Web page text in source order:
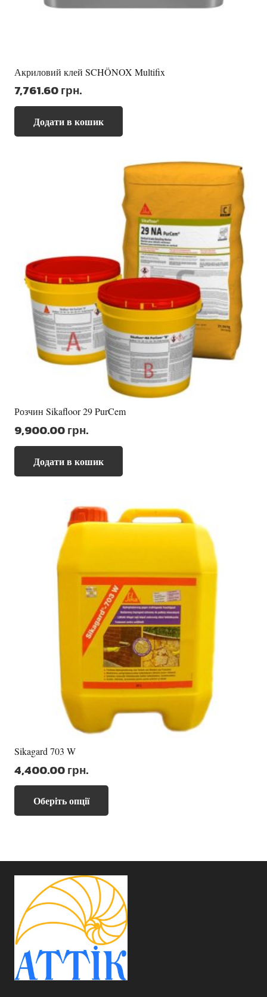
Акриловий клей SCHÖNOX Multifix
7,761.60грн.
Додати в кошик
Розчин Sikafloor 29 PurCem
9,900.00грн.
Додати в кошик
Sikagard 703 W
4,400.00грн.
Оберіть опції
можна
вибрати
на
сторінці
товару